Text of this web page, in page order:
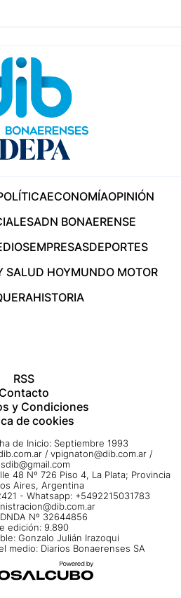
ECONOMÍAOPINIÓN
ADN BONAERENSE
EMPRESASDEPORTES
SALUD HOYMUNDO MOTOR
HISTORIA
RSS
Contacto
y Condiciones
de cookies
de Inicio: Septiembre 1993
/ vpignaton@dib.com.ar /
48 Nº 726 Piso 4, La Plata; Provincia
Aires, Argentina
- Whatsapp: +5492215031783
Nº 32644856
edición: 9.890
Gonzalo Julián Irazoqui
medio: Diarios Bonaerenses SA